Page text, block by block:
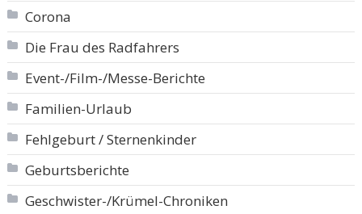
Corona
Die Frau des Radfahrers
Event-/Film-/Messe-Berichte
Familien-Urlaub
Fehlgeburt / Sternenkinder
Geburtsberichte
Geschwister-/Krümel-Chroniken